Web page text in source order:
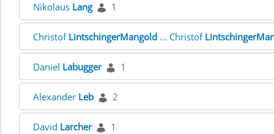
Nikolaus Lang 1
Christof LintschingerMangold ... Christof
Daniel Labugger 1
Alexander Leb 2
David Larcher 1